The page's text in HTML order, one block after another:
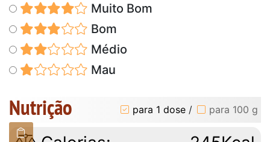
Muito Bom
Bom
Médio
Mau
Nutrição para 1 dose / para 100 g